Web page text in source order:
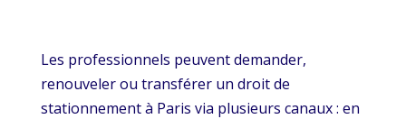
Les professionnels peuvent demander,
renouveler ou transférer un droit de
stationnement à Paris via plusieurs canaux : en